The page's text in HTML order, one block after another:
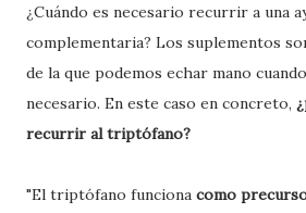
¿Cuándo es necesario recurrir a una
complementaria? Los suplementos
de la que podemos echar mano
necesario. En este caso en concreto,
recurrir al triptófano?
"El triptófano funciona como